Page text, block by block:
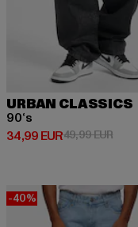
URBAN CLASSICS
90‘s
34,99 EUR
Derzeitiger Preis: 34,99
49,99 EUR
-40%